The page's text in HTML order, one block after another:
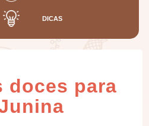
DICAS
doces para